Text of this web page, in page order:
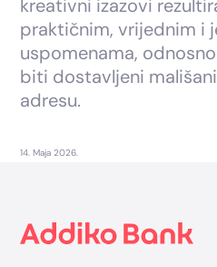
kreativni izazovi
praktičnim, vrijednim i
uspomenama,
biti dostavljeni
adresu.
14. Maja 2026.